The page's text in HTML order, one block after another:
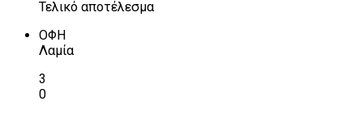
Τελικό αποτέλεσμα
ΟΦΗ
Λαμία
3
0